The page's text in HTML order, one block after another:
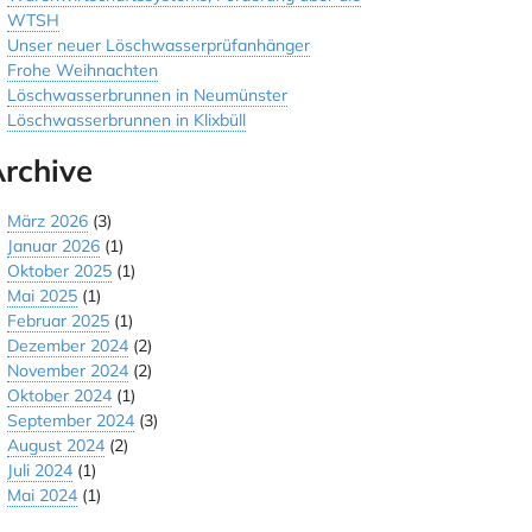
WTSH
Unser neuer Löschwasserprüfanhänger
Frohe Weihnachten
Löschwasserbrunnen in Neumünster
Löschwasserbrunnen in Klixbüll
März 2026 (3)
Januar 2026 (1)
Oktober 2025 (1)
Mai 2025 (1)
Februar 2025 (1)
Dezember 2024 (2)
November 2024 (2)
Oktober 2024 (1)
September 2024 (3)
August 2024 (2)
Juli 2024 (1)
Mai 2024 (1)